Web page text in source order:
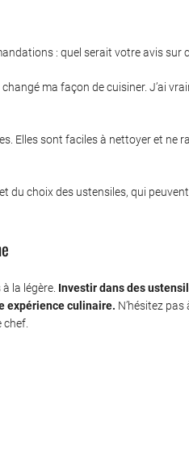
: quel serait votre avis sur
ma façon de cuisiner. J’ai
Elles sont faciles à nettoyer et ne
du choix des ustensiles, qui
la légère. Investir dans des
expérience culinaire. N’hésitez
chef.